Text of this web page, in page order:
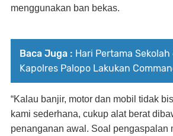
menggunakan ban bekas.
Baca Juga : Hari Pertama Sekolah
Kapolres Palopo Lakukan
“Kalau banjir, motor dan mobil tidak
kami sederhana, cukup alat berat
penanganan awal. Soal pengaspalan